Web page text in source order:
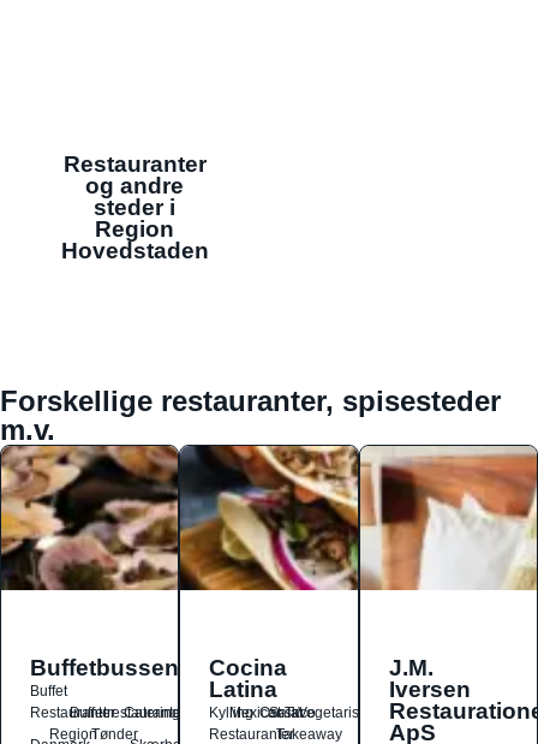
Restauranter
og andre
steder i
Region
Hovedstaden
Forskellige restauranter, spisesteder
m.v.
Buffetbussen
Buffet
Restauranter
Buffetrestauranter
Catering
RegionTønder
Cocina
Latina
Kylling
Mexicansk
OstSalat
TacoVegetarisk
RestauranterTakeaway
J.M.
Iversen
ApS